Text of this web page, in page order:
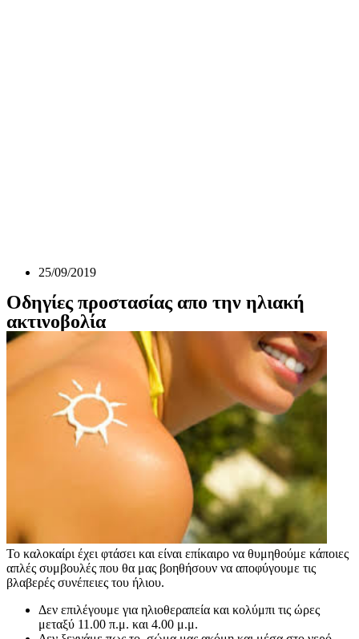
25/09/2019
Οδηγίες προστασίας απο την ηλιακή
ακτινοβολία
Το καλοκαίρι έχει φτάσει και είναι επίκαιρο να θυμηθούμε κάποιες
απλές συμβουλές που θα μας βοηθήσουν να αποφύγουμε τις
βλαβερές συνέπειες του ήλιου.
Δεν επιλέγουμε για ηλιοθεραπεία και κολύμπι τις ώρες
μεταξύ 11.00 π.μ. και 4.00 μ.μ.